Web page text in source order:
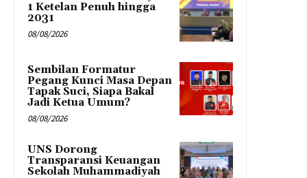
1 Ketelan Penuh hingga
2031
08/08/2026
Sembilan Formatur
Pegang Kunci Masa Depan
Tapak Suci, Siapa Bakal
Jadi Ketua Umum?
08/08/2026
UNS Dorong
Transparansi Keuangan
Sekolah Muhammadiyah